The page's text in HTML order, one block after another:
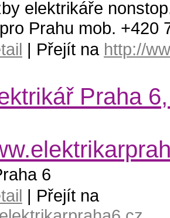
elektrikáře
Prahu mob. +420
| Přejít na http://
Praha
6
| Přejít na